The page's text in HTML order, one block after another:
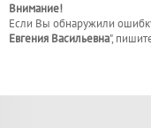
Внимание!
Если Вы обнаружили
Евгения Васильевна",